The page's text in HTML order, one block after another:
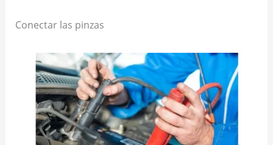
Conectar las pinzas